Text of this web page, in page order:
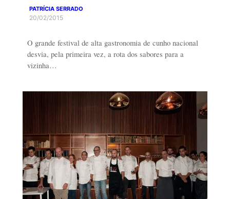
PATRÍCIA SERRADO
20/02/2015
O grande festival de alta gastronomia de cunho nacional
desvia, pela primeira vez, a rota dos sabores para a
vizinha…